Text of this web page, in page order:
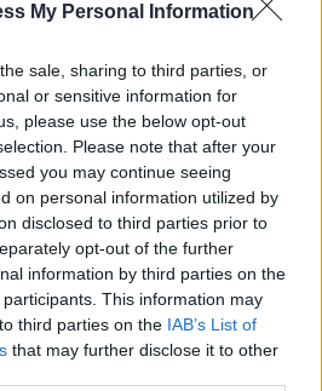
My Personal Information
sale, sharing to third parties, or
or sensitive information for
please use the below opt-out
Please note that after your
you may continue seeing
on personal information utilized by
disclosed to third parties prior to
opt-out of the further
information by third parties on the
participants. This information may
third parties on the IAB’s List of
that may further disclose it to other